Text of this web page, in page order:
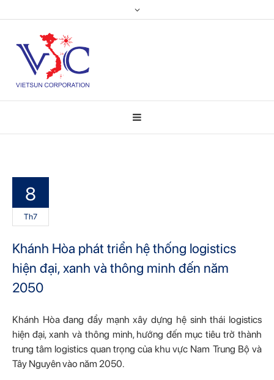
8
Th7
Khánh Hòa phát triển hệ thống logistics
hiện đại, xanh và thông minh đến năm
2050
Khánh Hòa đang đẩy mạnh xây dựng hệ sinh thái logistics
hiện đại, xanh và thông minh, hướng đến mục tiêu trở thành
trung tâm logistics quan trọng của khu vực Nam Trung Bộ và
Tây Nguyên vào năm 2050.